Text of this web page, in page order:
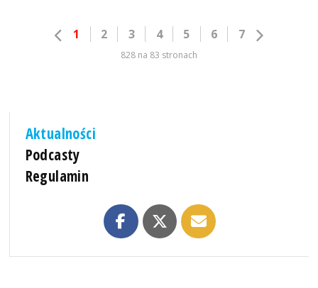
1 2 3 4 5 6 7
828 na 83 stronach
Aktualności
Podcasty
Regulamin